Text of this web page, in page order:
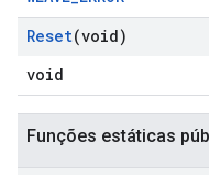
Reset(void)
void
Funções estáticas